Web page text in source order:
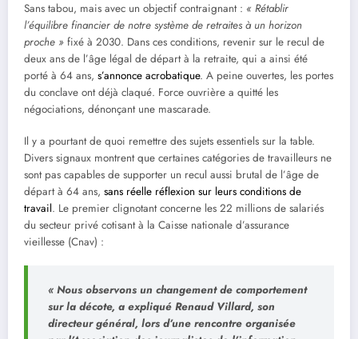
Sans tabou, mais avec un objectif contraignant : « Rétablir
l’équilibre financier de notre système de retraites à un horizon
proche » fixé à 2030. Dans ces conditions, revenir sur le recul de
deux ans de l’âge légal de départ à la retraite, qui a ainsi été
porté à 64 ans, s’annonce acrobatique. A peine ouvertes, les portes
du conclave ont déjà claqué. Force ouvrière a quitté les
négociations, dénonçant une mascarade.
Il y a pourtant de quoi remettre des sujets essentiels sur la table.
Divers signaux montrent que certaines catégories de travailleurs ne
sont pas capables de supporter un recul aussi brutal de l’âge de
départ à 64 ans, sans réelle réflexion sur leurs conditions de
travail. Le premier clignotant concerne les 22 millions de salariés
du secteur privé cotisant à la Caisse nationale d’assurance
vieillesse (Cnav) :
« Nous observons un changement de comportement
sur la décote, a expliqué Renaud Villard, son
directeur général, lors d’une rencontre organisée